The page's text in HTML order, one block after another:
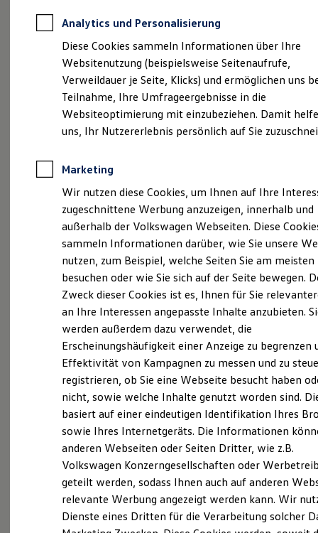
Autokredit mit Schlussrate
Versicherungen und Garantien
Kfz-Versicherung
Restschuldversicherungen
Garantien
Wartungsverträge
Geschäftskunden
Professional Class bei Volkswagen
Großkunden
Behörden
Anpfiff zum Gewinn
Elektroautos
ID. Tutorials
Elektrofahrzeugkonzepte
Reichweite
Reichweite der ID. Modelle
Reichweite im Winter
Laden
Laden unterwegs
Laden Zuhause
Ladezeitensimulator
Batterie
Sicherheit
Garantie und Lebensdauer
Nachhaltigkeit
Technologie
Kosten und Kauf
Verbrauchskosten
Kaufoptionen
E-Auto-Förderung
Software und Konnektivität
Die ID. Software 6
ID. Software Versionen und Updates
Digitale Extras
Schnittstellen zu Ihrem ID.
Impressum & Rechtliches)
Probefahrt vereinbaren
Fahrzeugangebot anfordern
Servicetermin buchen
Serviceanfrage stellen
Details des Golf
Analytics und Personalisierung
Diese Cookies sammeln Informationen über Ihre
Websitenutzung (beispielsweise Seitenaufrufe,
Verweildauer je Seite, Klicks) und ermöglichen uns
Teilnahme, Ihre Umfrageergebnisse in die
Websiteoptimierung mit einzubeziehen. Damit
uns, Ihr Nutzererlebnis persönlich auf Sie
Marketing
Wir nutzen diese Cookies, um Ihnen auf Ihre
zugeschnittene Werbung anzuzeigen, innerhalb und
außerhalb der Volkswagen Webseiten. Diese
sammeln Informationen darüber, wie Sie unsere
nutzen, zum Beispiel, welche Seiten Sie am meisten
besuchen oder wie Sie sich auf der Seite bewegen.
Zweck dieser Cookies ist es, Ihnen für Sie
an Ihre Interessen angepasste Inhalte anzubieten.
werden außerdem dazu verwendet, die
Erscheinungshäufigkeit einer Anzeige zu begrenzen
Effektivität von Kampagnen zu messen und zu
registrieren, ob Sie eine Webseite besucht haben
nicht, sowie welche Inhalte genutzt worden sind.
basiert auf einer eindeutigen Identifikation Ihres
sowie Ihres Internetgeräts. Die Informationen
anderen Webseiten oder Seiten Dritter, wie z.B.
Volkswagen Konzerngesellschaften oder
geteilt werden, sodass Ihnen auch auf anderen
relevante Werbung angezeigt werden kann. Wir
Dienste eines Dritten für die Verarbeitung solcher